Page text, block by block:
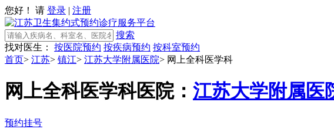
您好！ 请 登录 | 注册
搜索
找对医生：
按医院预约 按疾病预约 按科室预约
首页> 江苏> 镇江> 江苏大学附属医院> 网上全科医学科
网上全科医学科医院： 江苏大学附属医
预约挂号